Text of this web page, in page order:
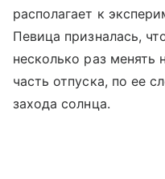
располагает к
Певица призналась,
несколько раз менять
часть отпуска, по ее
захода солнца.